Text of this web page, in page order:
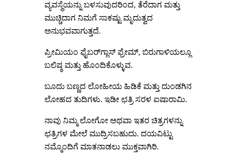
ವ್ಯವಸ್ಥೆಯನ್ನು ಬಳಸುವುದರಿಂದ, ತೆರೆದಾಗ ಮತ್ತು
ಮುಚ್ಚಿದಾಗ ನಿಮಗೆ ಸಾಕಷ್ಟು ಮೃದುತ್ವದ
ಅನುಭವವಾಗುತ್ತದೆ.
ಪ್ರೀಮಿಯಂ ಫೈಬರ್‌ಗ್ಲಾಸ್ ಫ್ರೇಮ್, ಬಿರುಗಾಳಿಯಲ್ಲೂ
ಬಲಿಷ್ಠ ಮತ್ತು ಹೊಂದಿಕೊಳ್ಳುವ.
ಬೂದು ಬಣ್ಣದ ಲೋಹೀಯ ಹಿಡಿಕೆ ಮತ್ತು ದುಂಡಗಿನ
ಲೋಹದ ತುದಿಗಳು. ಇಡೀ ಛತ್ರಿ ಸರಳ ಐಷಾರಾಮಿ.
ನಾವು ನಿಮ್ಮ ಲೋಗೋ ಅಥವಾ ಇತರ ಚಿತ್ರಗಳನ್ನು
ಛತ್ರಿಗಳ ಮೇಲೆ ಮುದ್ರಿಸಬಹುದು. ದಯವಿಟ್ಟು
ನಮ್ಮೊಂದಿಗೆ ಮಾತನಾಡಲು ಮುಕ್ತವಾಗಿರಿ.